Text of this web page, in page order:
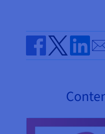
Share on Facebook
Share onShare on